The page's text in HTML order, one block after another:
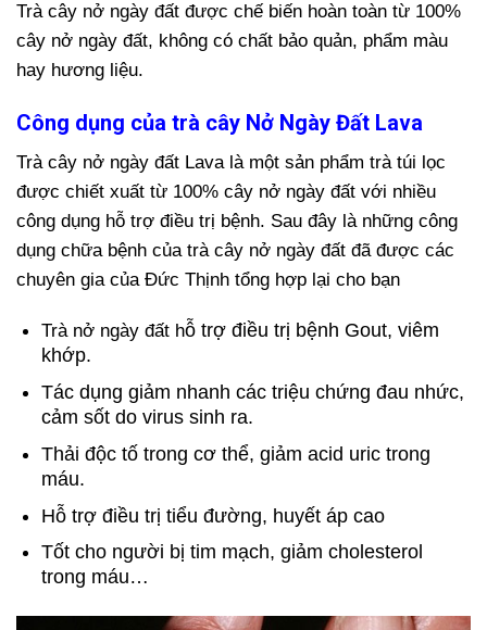
Trà cây nở ngày đất được chế biến hoàn toàn từ 100%
cây nở ngày đất, không có chất bảo quản, phẩm màu
hay hương liệu.
Công dụng của trà cây Nở Ngày Đất Lava
Trà cây nở ngày đất Lava là một sản phẩm trà túi lọc
được chiết xuất từ 100% cây nở ngày đất với nhiều
công dụng hỗ trợ điều trị bệnh. Sau đây là những công
dụng chữa bệnh của trà cây nở ngày đất đã được các
chuyên gia của Đức Thịnh tổng hợp lại cho bạn
Trà nở ngày đất hỗ trợ điều trị bệnh Gout, viêm
khớp.
Tác dụng giảm nhanh các triệu chứng đau nhức,
cảm sốt do virus sinh ra.
Thải độc tố trong cơ thể, giảm acid uric trong
máu.
Hỗ trợ điều trị tiểu đường, huyết áp cao
Tốt cho người bị tim mạch, giảm cholesterol
trong máu…